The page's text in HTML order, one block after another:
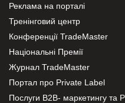
Реклама на порталі
Тренінговий центр
Конференції TradeMaster
Національні Премії
Журнал TradeMaster
Портал про Private Label
Послуги В2В- маркетингу та